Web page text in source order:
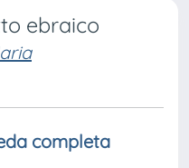
ebraico
completa